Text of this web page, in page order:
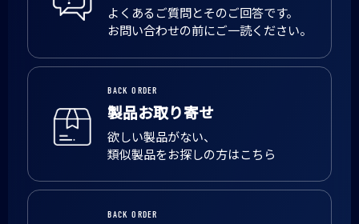
よくあるご質問とそのご回答です。
お問い合わせの前にご一読ください。
BACK ORDER
製品お取り寄せ
欲しい製品がない、
類似製品をお探しの方はこちら
BACK ORDER